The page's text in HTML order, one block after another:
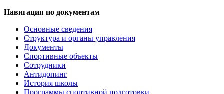
Навигация по документам
Основные сведения
Структура и органы управления
Документы
Спортивные объекты
Сотрудники
Антидопинг
История школы
Программы спортивной подготовки